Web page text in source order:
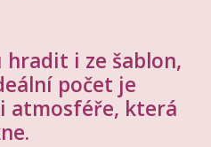
hradit i ze šablon,
počet je
atmosféře, která